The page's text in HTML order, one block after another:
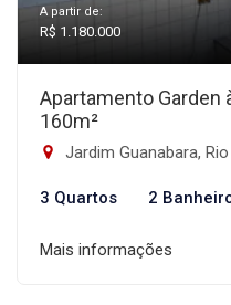
A partir de:
R$ 1.180.000
Apartamento Garden
160m²
Jardim Guanabara,
3 Quartos 2
Mais informações